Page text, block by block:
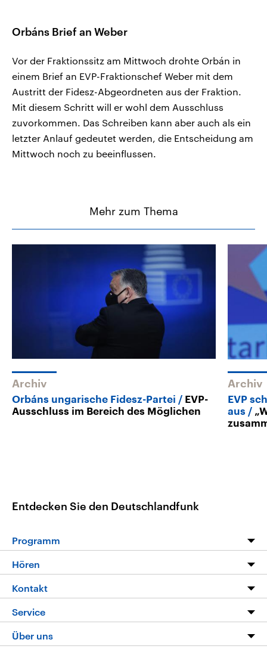
Orbáns Brief an Weber
Vor der Fraktionssitz am Mittwoch drohte Orbán in
einem Brief an EVP-Fraktionschef Weber mit dem
Austritt der Fidesz-Abgeordneten aus der Fraktion.
Mit diesem Schritt will er wohl dem Ausschluss
zuvorkommen. Das Schreiben kann aber auch als ein
letzter Anlauf gedeutet werden, die Entscheidung am
Mittwoch noch zu beeinflussen.
Mehr zum Thema
Archiv
Orbáns ungarische Fidesz-Partei
EVP-
Ausschluss im Bereich des Möglichen
Archiv
EVP
aus
Entdecken Sie den Deutschlandfunk
Programm
Programm
Die Nachrichten
Nachrichtenleicht
Neue Beiträge auf dlf.de
Hören
Livestream
Podcasts
Deutschlandfunk App
Kontakt
Hörerservice
Service
FAQ
Über uns